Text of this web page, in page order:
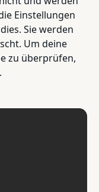
Einstellungen
Sie werden
Um deine
zu überprüfen,